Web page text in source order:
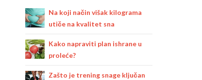
Na koji način višak kilograma
utiče na kvalitet sna
Kako napraviti plan ishrane u
proleće?
Zašto je trening snage ključan